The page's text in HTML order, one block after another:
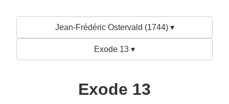
Jean-Frédéric Ostervald (1744) ▾
Exode 13 ▾
Exode 13